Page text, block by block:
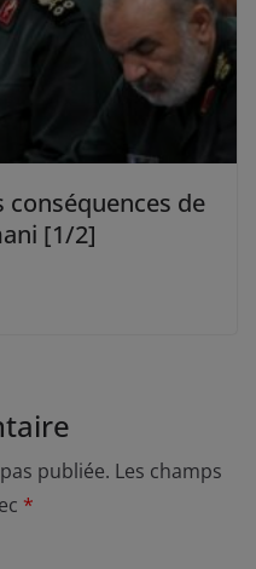
conséquences de
[1/2]
publiée. Les champs
*